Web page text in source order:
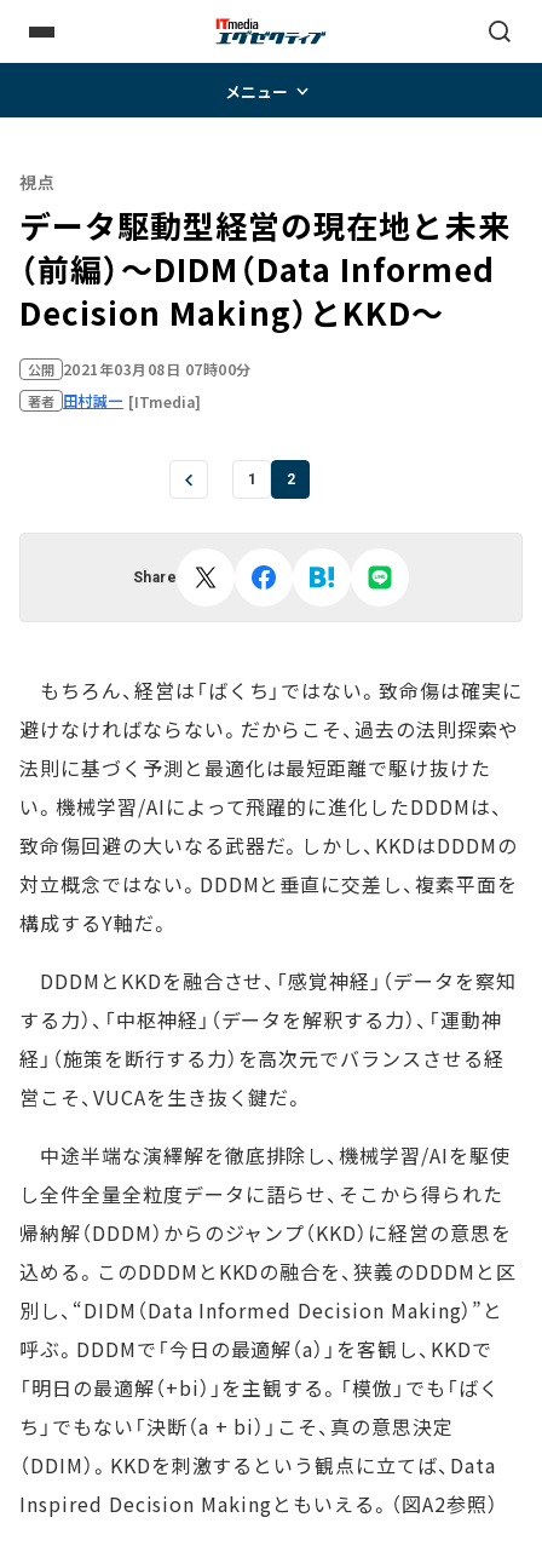
メニュー
視点
データ駆動型経営の現在地と未来
（前編）～DIDM（Data Informed
Decision Making）とKKD～
公開 2021年03月08日 07時00分
著者 田村誠一 [ITmedia]
1 2
Share
もちろん、経営は「ばくち」ではない。致命傷は確実に
避けなければならない。だからこそ、過去の法則探索や
法則に基づく予測と最適化は最短距離で駆け抜けた
い。機械学習/AIによって飛躍的に進化したDDDMは、
致命傷回避の大いなる武器だ。しかし、KKDはDDDMの
対立概念ではない。DDDMと垂直に交差し、複素平面を
構成するY軸だ。
DDDMとKKDを融合させ、「感覚神経」（データを察知
する力）、「中枢神経」（データを解釈する力）、「運動神
経」（施策を断行する力）を高次元でバランスさせる経
営こそ、VUCAを生き抜く鍵だ。
中途半端な演繹解を徹底排除し、機械学習/AIを駆使
し全件全量全粒度データに語らせ、そこから得られた
帰納解（DDDM）からのジャンプ（KKD）に経営の意思を
込める。このDDDMとKKDの融合を、狭義のDDDMと区
別し、“DIDM（Data Informed Decision Making）”と
呼ぶ。DDDMで「今日の最適解（a）」を客観し、KKDで
「明日の最適解（+bi）」を主観する。「模倣」でも「ばく
ち」でもない「決断（a + bi）」こそ、真の意思決定
（DDIM）。KKDを刺激するという観点に立てば、Data
Inspired Decision Makingともいえる。（図A2参照）